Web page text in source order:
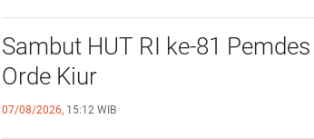
Sambut HUT RI ke-81
Orde Kiur
07/08/2026, 15:12 WIB